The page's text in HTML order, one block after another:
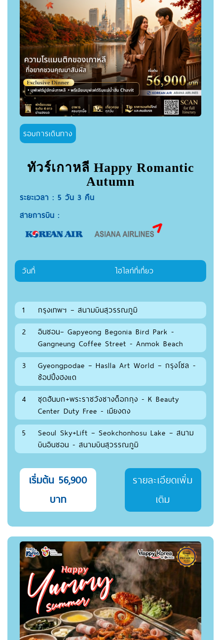
รอบการเดินทาง
ทัวร์เกาหลี Happy Romantic
Autumn
ระยะเวลา : 5 วัน 3 คืน
สายการบิน :
วันที่ ไฮไลท์ที่เที่ยว
1
กรุงเทพฯ – สนามบินสุวรรณภูมิ
2
อินชอน– Gapyeong Begonia Bird Park -
Gangneung Coffee Street - Anmok Beach
3
Gyeongpodae – Haslla Art World – กรุงโซล -
ช้อปปิ้งฮงแด
4
ชุดฮันบก+พระราชวังชางด็อกกุง - K Beauty
Center Duty Free - เมียงดง
5
Seoul Sky+Lift – Seokchonhosu Lake – สนาม
บินอินชอน - สนามบินสุวรรณภูมิ
เริ่มต้น 56,900
บาท
รายละเอียดเพิ่ม
เติม